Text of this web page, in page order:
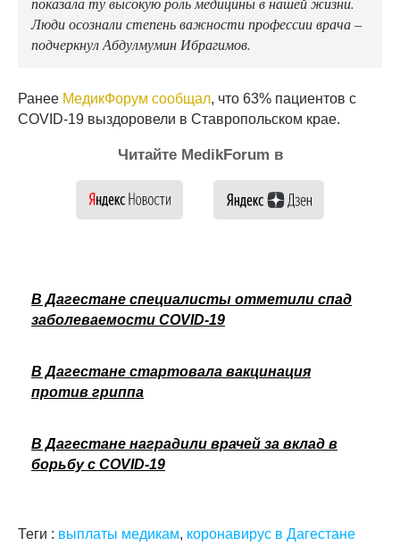
Люди осознали степень важности профессии врача –
подчеркнул Абдулмумин Ибрагимов.
Ранее МедикФорум сообщал, что 63% пациентов с
COVID-19 выздоровели в Ставропольском крае.
Читайте MedikForum в
В Дагестане специалисты отметили спад
заболеваемости COVID-19
В Дагестане стартовала вакцинация
против гриппа
В Дагестане наградили врачей за вклад в
борьбу с COVID-19
Теги : выплаты медикам, коронавирус в Дагестане